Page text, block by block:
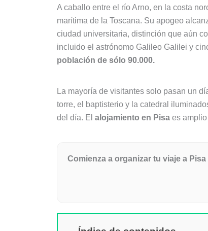
A caballo entre el río Arno, en la costa
marítima de la Toscana. Su apogeo
ciudad universitaria, distinción que aún
incluido el astrónomo Galileo Galilei y
población de sólo 90.000.
La mayoría de visitantes solo pasan un
torre, el baptisterio y la catedral
del día. El alojamiento en Pisa es
Comienza a organizar tu viaje a